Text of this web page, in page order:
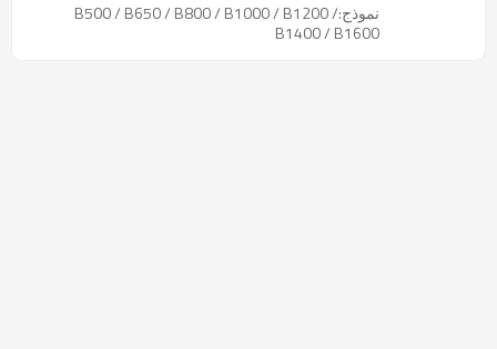
نموذج:B500 / B650 / B800 / B1000 / B1200 /
B1400 / B1600